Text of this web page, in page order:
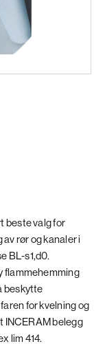
beste valg for
rør og kanaler i
BL-s1,d0.
flammehemming
beskytte
for kvelning og
INCERAM belegg
lim 414.